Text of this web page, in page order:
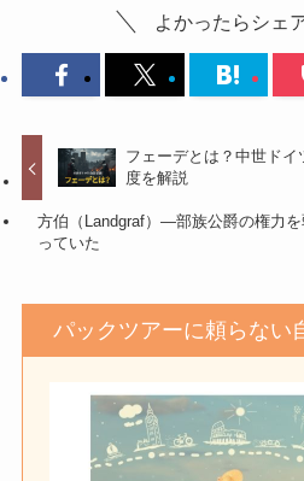
よかったらシェ
フェーデとは？中世ドイ
度を解説
方伯（Landgraf）―部族公爵の権力
っていた
パックツアーに頼らない